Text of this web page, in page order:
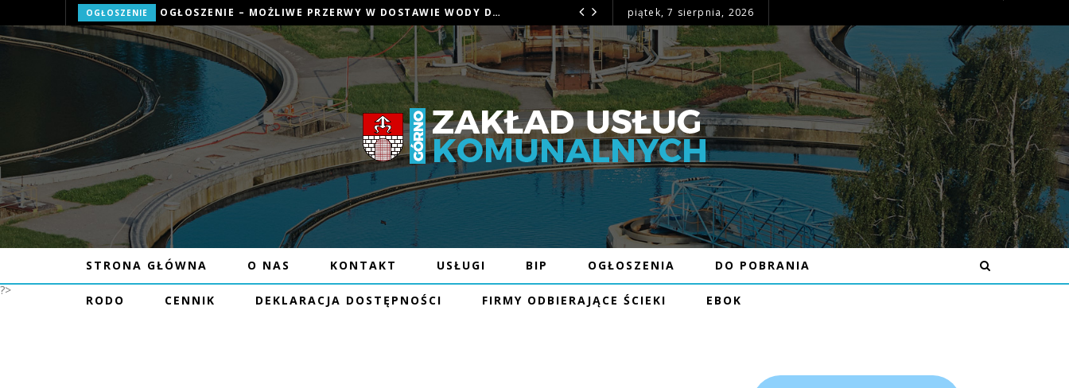
OGŁOSZENIE OGŁOSZENIE – MOŻLIWE PRZERWY W DOSTAWIE WODY DNIA 16.07.26R W MIEJSCOWOŚCI BĘCZKÓW OGŁOSZENIE
piątek, 7 sierpnia, 2026
STRONA GŁÓWNA O NAS KONTAKT USŁUGI BIP OGŁOSZENIA DO POBRANIA
RODO CENNIK DEKLARACJA DOSTĘPNOŚCI FIRMY ODBIERAJĄCE ŚCIEKI EBOK
?>